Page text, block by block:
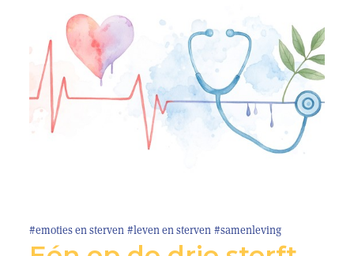
#emoties en sterven #leven en sterven #samenleving